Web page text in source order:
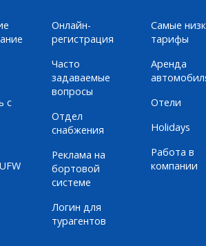
с
Онлайн-
регистрация
Часто
задаваемые
вопросы
Отдел
снабжения
Реклама на
бортовой
системе
Логин для
турагентов
Самые
тарифы
Аренда
Отели
Holidays
Работа в
компании